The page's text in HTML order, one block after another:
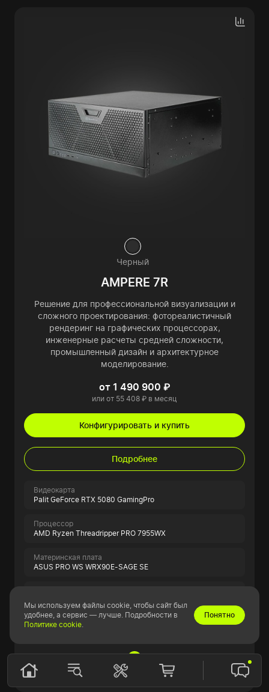
Черный
AMPERE 7R
Решение для профессиональной визуализации и
сложного проектирования: фотореалистичный
рендеринг на графических процессорах,
инженерные расчеты средней сложности,
промышленный дизайн и архитектурное
моделирование.
от 1 490 900 ₽
или от 55 408 ₽ в месяц
Конфигурировать и купить
Подробнее
Видеокарта
Palit GeForce RTX 5080 GamingPro
Процессор
AMD Ryzen Threadripper PRO 7955WX
Материнская плата
ASUS PRO WS WRX90E-SAGE SE
128GB Samsung ECC
SSD накопитель
Показать всю спецификацию
Мы используем файлы cookie, чтобы сайт был
удобнее, а сервис — лучше. Подробности в
Политике cookie.
Понятно